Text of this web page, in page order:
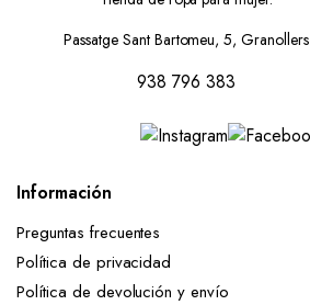
Passatge Sant Bartomeu, 5, Granollers
938 796 383
Información
Preguntas frecuentes
Política de privacidad
Política de devolución y envío